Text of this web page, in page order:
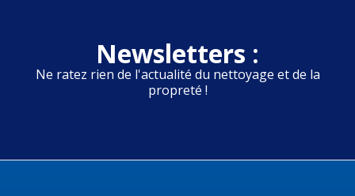
Newsletters :
Ne ratez rien de l'actualité du nettoyage et de la
propreté !